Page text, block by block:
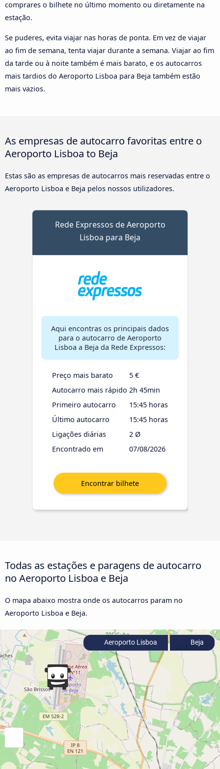
comprares o bilhete no último momento ou diretamente na
estação.
Se puderes, evita viajar nas horas de ponta. Em vez de viajar
ao fim de semana, tenta viajar durante a semana. Viajar ao fim
da tarde ou à noite também é mais barato, e os autocarros
mais tardios do Aeroporto Lisboa para Beja também estão
mais vazios.
As empresas de autocarro favoritas entre o
Aeroporto Lisboa to Beja
Estas são as empresas de autocarros mais reservadas entre o
Aeroporto Lisboa e Beja pelos nossos utilizadores.
Rede Expressos de Aeroporto
Lisboa para Beja
Aqui encontras os principais dados
para o autocarro de Aeroporto
Lisboa a Beja da Rede Expressos:
Preço mais barato
5 €
Autocarro mais rápido 2h 45min
Primeiro autocarro
15:45 horas
Último autocarro
15:45 horas
Ligações diárias
2 Ø
Encontrado em
07/08/2026
Todas as estações e paragens de autocarro
no Aeroporto Lisboa e Beja
O mapa abaixo mostra onde os autocarros param no
Aeroporto Lisboa e Beja.
Aeroporto Lisboa Beja